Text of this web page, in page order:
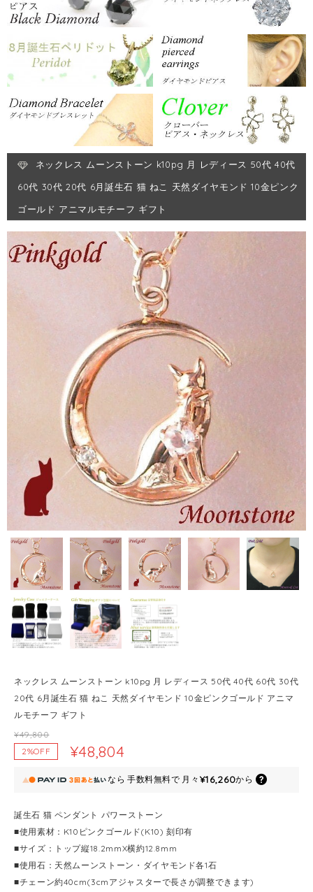
ネックレス ムーンストーン k10pg 月 レディース 50代 40代
60代 30代 20代 6月誕生石 猫 ねこ 天然ダイヤモンド 10金ピンク
ゴールド アニマルモチーフ ギフト
ネックレス ムーンストーン k10pg 月 レディース 50代 40代 60代 30代
20代 6月誕生石 猫 ねこ 天然ダイヤモンド 10金ピンクゴールド アニマ
ルモチーフ ギフト
¥49,800
2%OFF
¥48,804
なら 手数料無料で 月々 ¥16,260から
誕生石 猫 ペンダント パワーストーン
■使用素材：K10ピンクゴールド(K10) 刻印有
■サイズ：トップ縦18.2mmX横約12.8mm
■使用石：天然ムーンストーン・ダイヤモンド各1石
■チェーン約40cm(3cmアジャスターで長さが調整できます)